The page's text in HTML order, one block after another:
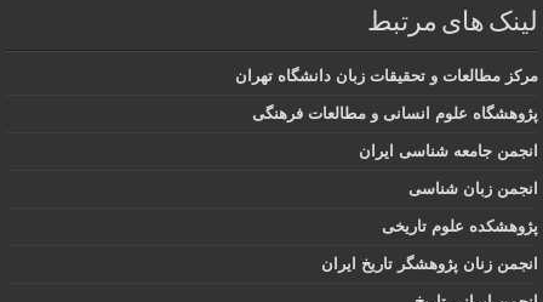
لینک های مرتبط
مرکز مطالعات و تحقیقات زبان دانشگاه تهران
پژوهشگاه علوم انسانی و مطالعات فرهنگی
انجمن جامعه شناسی ایران
انجمن زبان شناسی
پژوهشکده علوم تاریخی
انجمن زنان پژوهشگر تاریخ ایران